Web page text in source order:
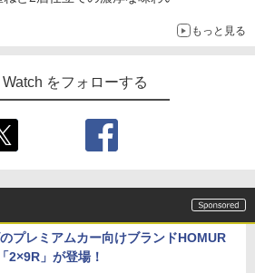
もっと見る
をフォローする
プレミアムカー向けブランドHOMUR
2×9R」が登場！